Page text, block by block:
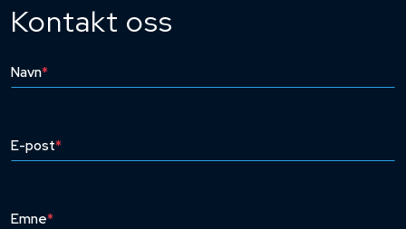
Kontakt oss
Navn*
E-post*
Emne*